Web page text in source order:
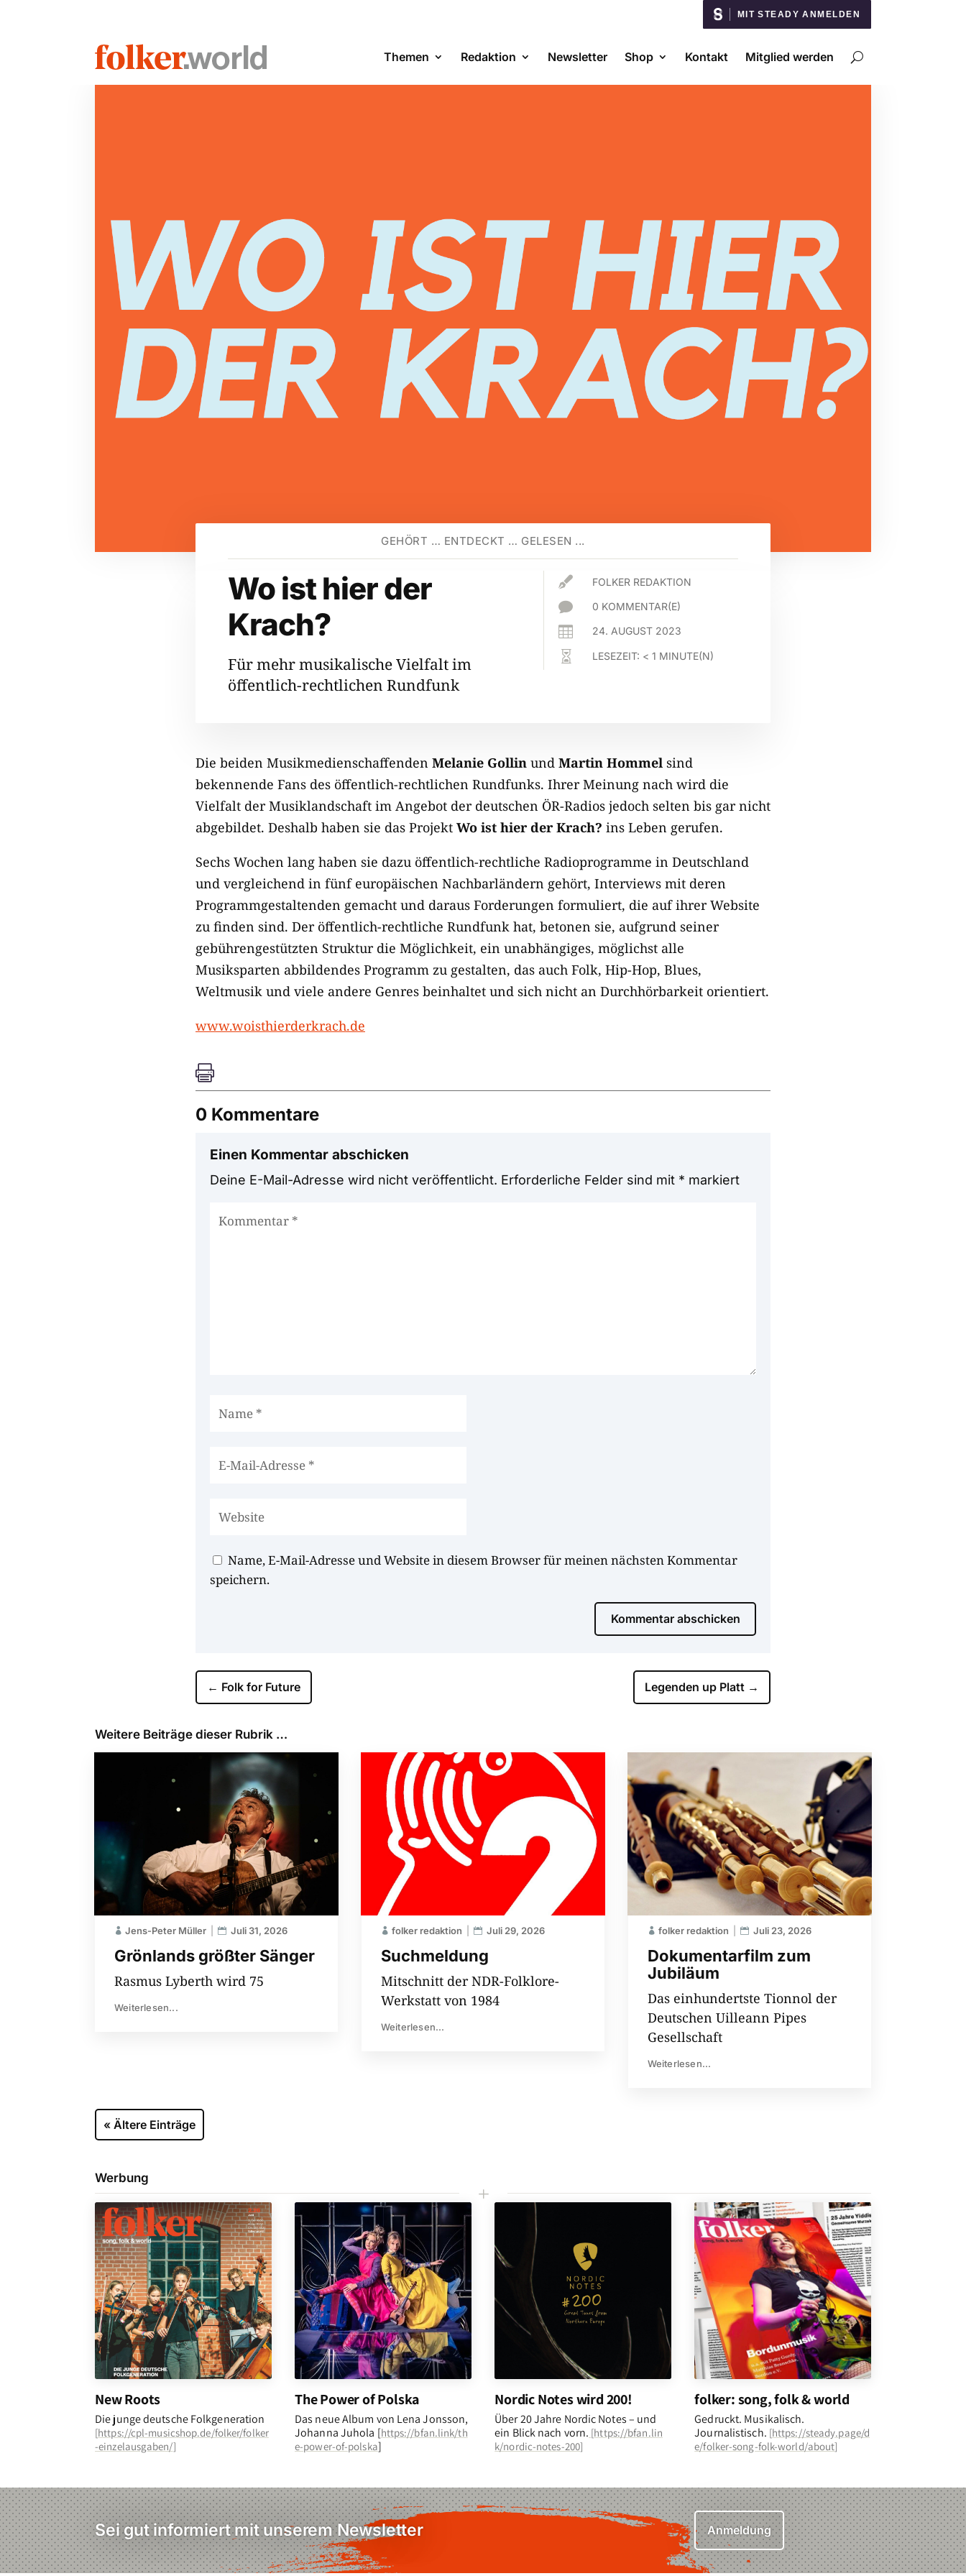
MIT STEADY ANMELDEN
Themen Redaktion Newsletter Shop Kontakt Mitglied werden
GEHÖRT … ENTDECKT … GELESEN ...
Wo ist hier der
Krach?
Für mehr musikalische Vielfalt im
öffentlich-rechtlichen Rundfunk
 FOLKER REDAKTION
 0 KOMMENTAR(E)
 24. AUGUST 2023
 LESEZEIT: < 1 MINUTE(N)
Die beiden Musikmedienschaffenden Melanie Gollin und Martin Hommel sind
bekennende Fans des öffentlich-rechtlichen Rundfunks. Ihrer Meinung nach wird die
Vielfalt der Musiklandschaft im Angebot der deutschen ÖR-Radios jedoch selten bis gar nicht
abgebildet. Deshalb haben sie das Projekt Wo ist hier der Krach? ins Leben gerufen.
Sechs Wochen lang haben sie dazu öffentlich-rechtliche Radioprogramme in Deutschland
und vergleichend in fünf europäischen Nachbarländern gehört, Interviews mit deren
Programmgestaltenden gemacht und daraus Forderungen formuliert, die auf ihrer Website
zu finden sind. Der öffentlich-rechtliche Rundfunk hat, betonen sie, aufgrund seiner
gebührengestützten Struktur die Möglichkeit, ein unabhängiges, möglichst alle
Musiksparten abbildendes Programm zu gestalten, das auch Folk, Hip-Hop, Blues,
Weltmusik und viele andere Genres beinhaltet und sich nicht an Durchhörbarkeit orientiert.
www.woisthierderkrach.de

0 Kommentare
Einen Kommentar abschicken
Deine E-Mail-Adresse wird nicht veröffentlicht. Erforderliche Felder sind mit * markiert
Name, E-Mail-Adresse und Website in diesem Browser für meinen nächsten Kommentar
speichern.
Kommentar abschicken
← Folk for Future Legenden up Platt →
Weitere Beiträge dieser Rubrik …
Grönlands größter Sänger
Jens-Peter Müller Juli 31, 2026
Rasmus Lyberth wird 75
Weiterlesen...
Suchmeldung
folker redaktion Juli 29, 2026
Mitschnitt der NDR-Folklore-
Werkstatt von 1984
Weiterlesen...
Dokumentarfilm zum
Jubiläum
folker redaktion Juli 23, 2026
Das einhundertste Tionnol der
Deutschen Uilleann Pipes
Gesellschaft
Weiterlesen...
« Ältere Einträge
Werbung
L
New Roots
Die junge deutsche Folkgeneration
[https://cpl-musicshop.de/folker/folker
-einzelausgaben/]
The Power of Polska
Das neue Album von Lena Jonsson,
Johanna Juhola [https://bfan.link/th
e-power-of-polska]
Nordic Notes wird 200!
Über 20 Jahre Nordic Notes – und
ein Blick nach vorn. [https://bfan.lin
k/nordic-notes-200]
folker: song, folk & world
Gedruckt. Musikalisch.
Journalistisch. [https://steady.page/d
e/folker-song-folk-world/about]
Sei gut informiert mit unserem Newsletter Anmeldung